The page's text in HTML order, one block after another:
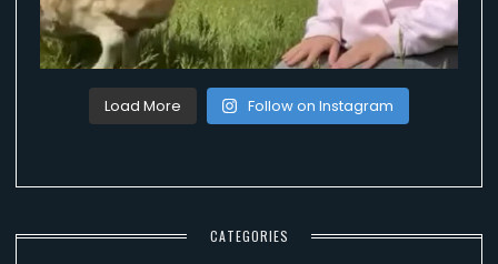
Load More Follow on Instagram
CATEGORIES